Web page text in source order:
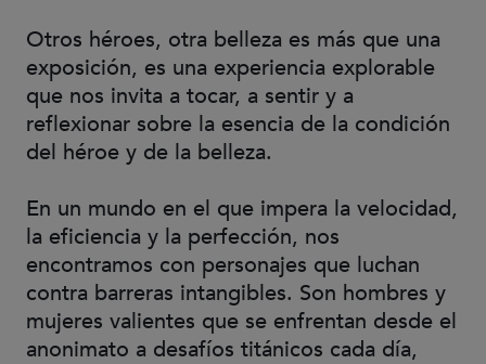
Otros héroes, otra belleza es más que una
exposición, es una experiencia explorable
que nos invita a tocar, a sentir y a
reflexionar sobre la esencia de la condición
del héroe y de la belleza.
En un mundo en el que impera la velocidad,
la eficiencia y la perfección, nos
encontramos con personajes que luchan
contra barreras intangibles. Son hombres y
mujeres valientes que se enfrentan desde el
anonimato a desafíos titánicos cada día,